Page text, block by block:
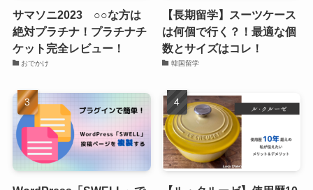
サマソニ2023 ○○な方は
絶対プラチナ！プラチナチ
ケット完全レビュー！
おでかけ
【長期留学】スーツケース
は何個で行く？！最適な個
数とサイズはコレ！
韓国留学